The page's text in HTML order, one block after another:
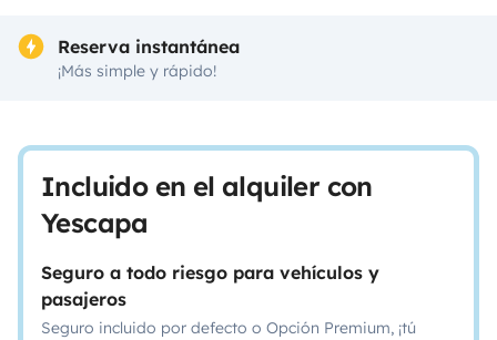
Reserva instantánea
¡Más simple y rápido!
Incluido en el alquiler con
Yescapa
Seguro a todo riesgo para vehículos y
pasajeros
Seguro incluido por defecto o Opción Premium, ¡tú